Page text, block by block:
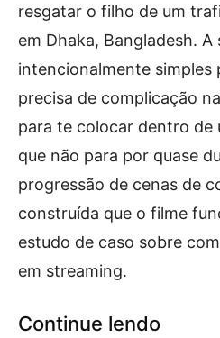
resgatar o filho de um
em Dhaka, Bangladesh. A
intencionalmente simples
precisa de complicação
para te colocar dentro de
que não para por quase
progressão de cenas de
construída que o filme
estudo de caso sobre
em streaming.
Continue lendo